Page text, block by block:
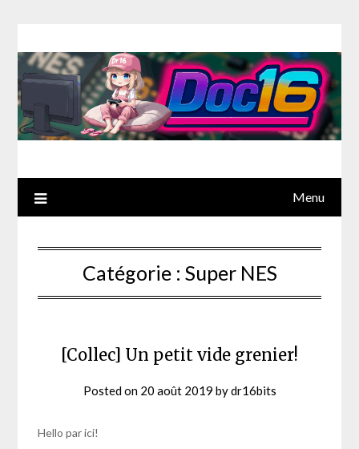
Menu
Catégorie : Super NES
[Collec] Un petit vide grenier!
Posted on 20 août 2019 bydr16bits
Hello par ici!